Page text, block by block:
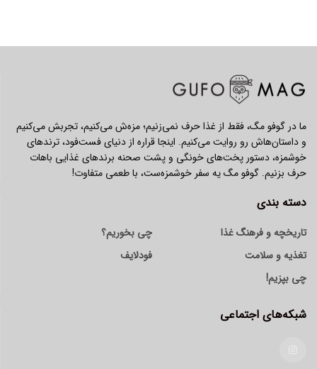
ما در گوفو مگ، فقط از غذا حرف نمی‌زنیم؛ مزه‌ش می‌کنیم، تجربش می‌کنیم
و داستان‌هاش رو روایت می‌کنیم. اینجا قراره از دنیای فست‌فود، ترندهای
خوشمزه، دستور پخت‌های خونگی و پشت صحنه برندهای غذایی باهات
حرف بزنیم. گوفو مگ یه سفر خوشمزه‌ست، با طعمی متفاوت!
دسته بندی
تاریخچه و فرهنگ غذا
تغذیه و سلامت
چی بپزیم!
چی بخوریم؟
فودلایف
شبکه‌های اجتماعی